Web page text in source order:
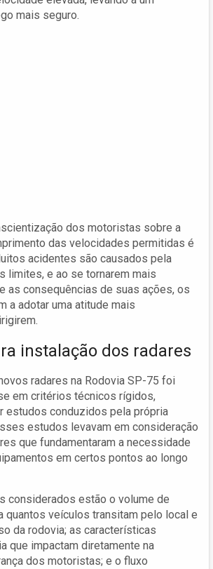
mais seguro.
dos motoristas sobre a
das velocidades permitidas é
acidentes são causados pela
limites, e ao se tornarem mais
as consequências de suas ações, os
a adotar uma atitude mais
instalação dos radares
radares na Rodovia SP-75 foi
em critérios técnicos rígidos,
estudos conduzidos pela própria
estudos levavam em consideração
que fundamentaram a necessidade
em certos pontos ao longo
considerados estão o volume de
quantos veículos transitam pelo local e
da rodovia; as características
que impactam diretamente na
dos motoristas; e o fluxo